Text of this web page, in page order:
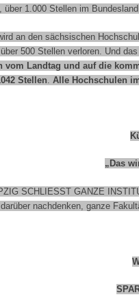
über 1.000 Stellen im
an den sächsischen
500 Stellen verloren. Und
vom Landtag und auf die
Stellen Alle Hochschulen
„Das
SCHLIESST GANZE
nachdenken, ganze